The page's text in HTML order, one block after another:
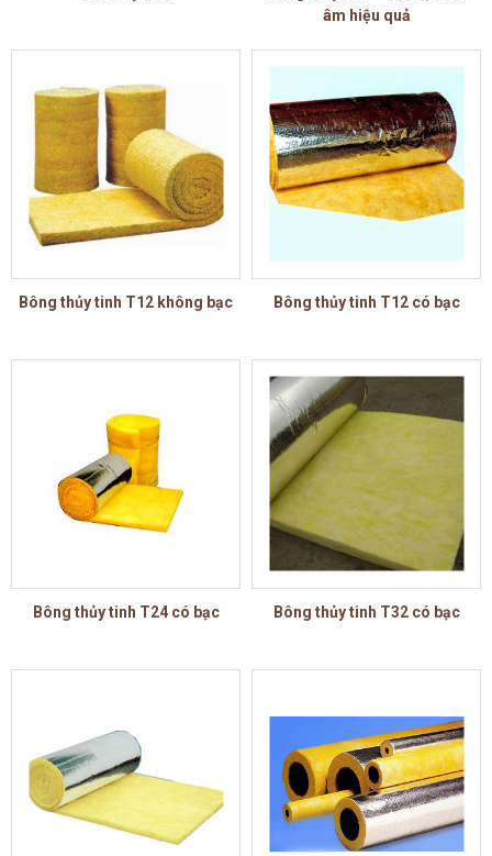
âm hiệu quả
Bông thủy tinh T12 không bạc Bông thủy tinh T12 có bạc
Bông thủy tinh T24 có bạc Bông thủy tinh T32 có bạc